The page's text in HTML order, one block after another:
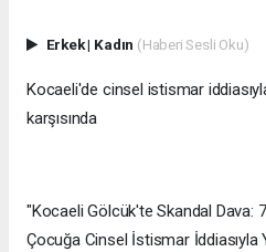
Erkek| Kadın (Haberi Sesli Oku)
Kocaeli'de cinsel istismar
karşısında
"Kocaeli Gölcük'te Skandal Dava:
Çocuğa Cinsel İstismar İddiasıyla